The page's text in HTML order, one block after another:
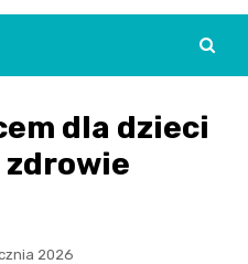
dla dzieci
zdrowie
2026